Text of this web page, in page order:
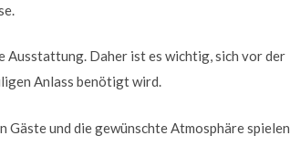
Ausstattung. Daher ist es wichtig, sich vor der
Anlass benötigt wird.
und die gewünschte Atmosphäre spielen